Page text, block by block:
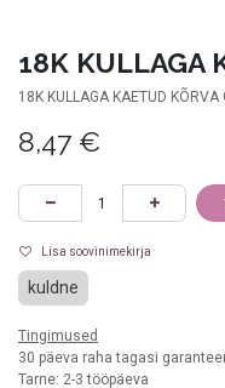
18K KULLAGA
18K KULLAGA KAETUD
8,47 €
Lisa soovinimekirja
kuldne
Tingimused
30 päeva raha tagasi
Tarne: 2-3 tööpäeva